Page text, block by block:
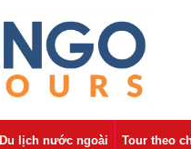
Du lịch nước ngoài Tour theo